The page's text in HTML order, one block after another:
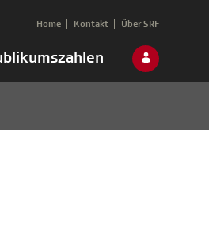
Home Kontakt Über SRF